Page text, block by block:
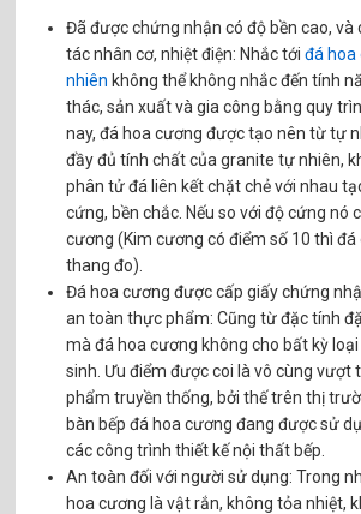
Đã được chứng nhận có độ bền cao, và
tác nhân cơ, nhiệt điện: Nhắc tớiđá
nhiên không thể không nhắc đến tính
thác, sản xuất và gia công bằng quy
nay, đá hoa cương được tạo nên từ tự
đầy đủ tính chất của granite tự nhiên,
phân tử đá liên kết chặt chẻ với nhau
cứng, bền chắc. Nếu so với độ cứng nó
cương (Kim cương có điểm số 10 thì
thang đo).
Đá hoa cương được cấp giấy chứng
an toàn thực phẩm: Cũng từ đặc tính
mà đá hoa cương không cho bất kỳ
sinh. Ưu điểm được coi là vô cùng vượt
phẩm truyền thống, bởi thế trên thị
bàn bếp đá hoa cương đang được sử
các công trình thiết kế nội thất bếp.
An toàn đối với người sử dụng: Trong
hoa cương là vật rắn, không tỏa nhiệt,